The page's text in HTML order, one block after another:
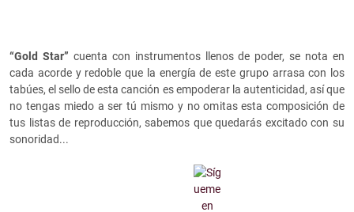
“Gold Star” cuenta con instrumentos llenos de poder, se nota en
cada acorde y redoble que la energía de este grupo arrasa con los
tabúes, el sello de esta canción es empoderar la autenticidad, así que
no tengas miedo a ser tú mismo y no omitas esta composición de
tus listas de reproducción, sabemos que quedarás excitado con su
sonoridad...